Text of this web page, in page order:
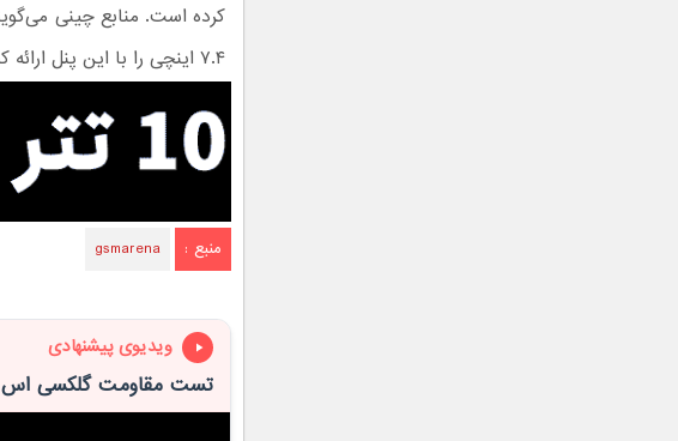
۷.۴ اینچی را با این پنل ارائه کند.
منبع : gsmarena
ویدیوی پیشنهادی
تست مقاومت گلکسی اس 25 اولترا (با زیرنویس فارسی اختصاصی)